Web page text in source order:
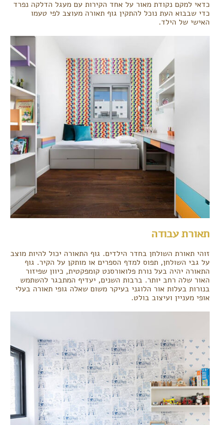
כדאי למקם נקודת מאור על אחד הקירות עם מעגל הדלקה נפרד
כדי שבבוא העת נוכל להתקין גוף תאורה מעוצב לפי טעמו
האישי של הילד.
תאורת עבודה
זוהי תאורת השולחן בחדר הילדים. גוף התאורה יכול להיות מוצב
על גבי השולחן, תפוס למדף הספרים או מותקן על הקיר. גוף
התאורה יהיה בעל נורת פלואורסנט קומפקטית, כיוון שפיזור
האור שלה רחב יותר. ברבות השנים, יעדיף המתבגר להשתמש
בנורות בעלות אור הלוגני בעיקר משום שאלה גופי תאורה בעלי
אופי מעניין ועיצוב בולט.